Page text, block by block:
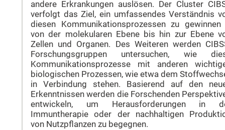
andere Erkrankungen auslösen. Der Cluster
verfolgt das Ziel, ein umfassendes Verständnis
diesen Kommunikationsprozessen zu
von der molekularen Ebene bis hin zur Ebene
Zellen und Organen. Des Weiteren werden
Forschungsgruppen untersuchen, wie
Kommunikationsprozesse mit anderen
biologischen Prozessen, wie etwa dem
in Verbindung stehen. Basierend auf den
Erkenntnissen werden die Forschenden
entwickeln, um Herausforderungen in
Immuntherapie oder der nachhaltigen
von Nutzpflanzen zu begegnen.